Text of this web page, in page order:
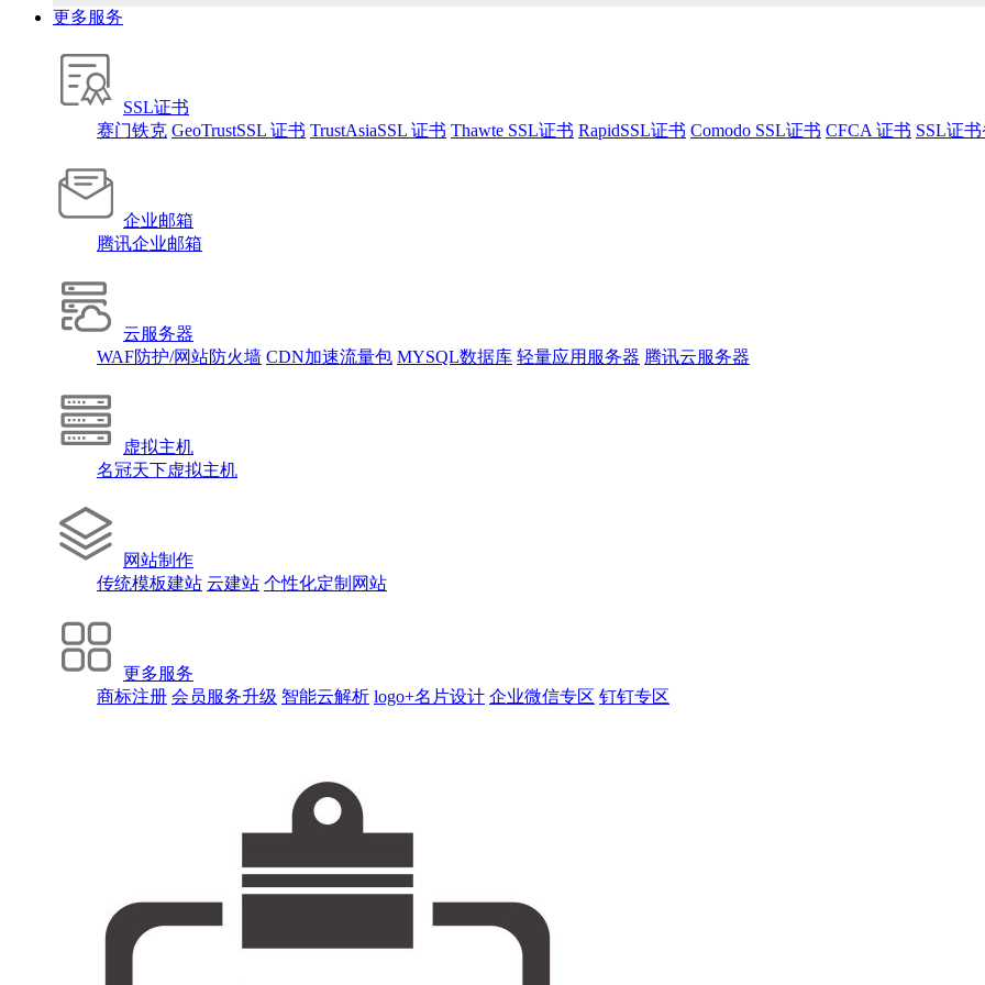
10分钟做网站 只需1380元！
更多服务
SSL证书
赛门铁克 GeoTrustSSL 证书 TrustAsiaSSL 证书 Thawte SSL证书 RapidSSL证书 Comodo SSL证书 CFCA 证书 SSL证
企业邮箱
腾讯企业邮箱
云服务器
WAF防护/网站防火墙 CDN加速流量包 MYSQL数据库 轻量应用服务器 腾讯云服务器
虚拟主机
名冠天下虚拟主机
网站制作
传统模板建站 云建站 个性化定制网站
更多服务
商标注册 会员服务升级 智能云解析 logo+名片设计 企业微信专区 钉钉专区